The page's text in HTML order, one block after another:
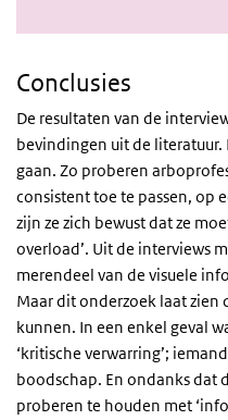
Conclusies
De resultaten van de
bevindingen uit de
gaan. Zo proberen
consistent toe te passen, op
zijn ze zich bewust dat ze
overload’. Uit de interviews
merendeel van de visuele
Maar dit onderzoek laat zien
kunnen. In een enkel geval
‘kritische verwarring’;
boodschap. En ondanks dat
proberen te houden met